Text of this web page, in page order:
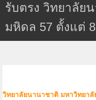
รับตรง วิทยาลัย
มหิดล 57 ตั้งแต่
วิทยาลัยนานาชาติ มหาวิทยา